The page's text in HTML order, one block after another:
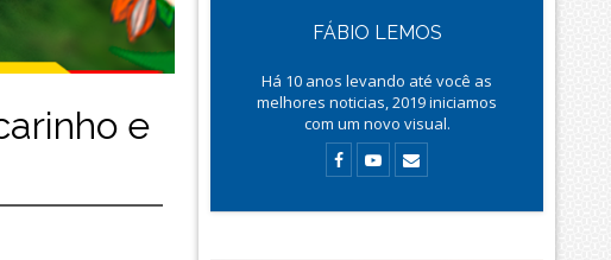
e
FÁBIO LEMOS
Há 10 anos levando até você as
melhores noticias, 2019 iniciamos
com um novo visual.